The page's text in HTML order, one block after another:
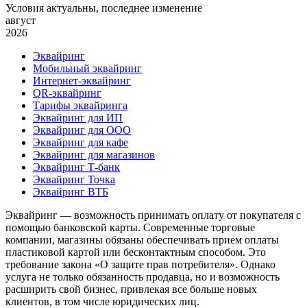
Условия актуальны, последнее изменение
август
2026
Эквайринг
Мобильный эквайринг
Интернет-эквайринг
QR-эквайринг
Тарифы эквайринга
Эквайринг для ИП
Эквайринг для ООО
Эквайринг для кафе
Эквайринг для магазинов
Эквайринг Т-банк
Эквайринг Точка
Эквайринг ВТБ
Эквайринг — возможность принимать оплату от покупателя с
помощью банковской карты. Современные торговые
компании, магазины обязаны обеспечивать прием оплаты
пластиковой картой или бесконтактным способом. Это
требование закона «О защите прав потребителя». Однако
услуга не только обязанность продавца, но и возможность
расширить свой бизнес, привлекая все больше новых
клиентов, в том числе юридических лиц.